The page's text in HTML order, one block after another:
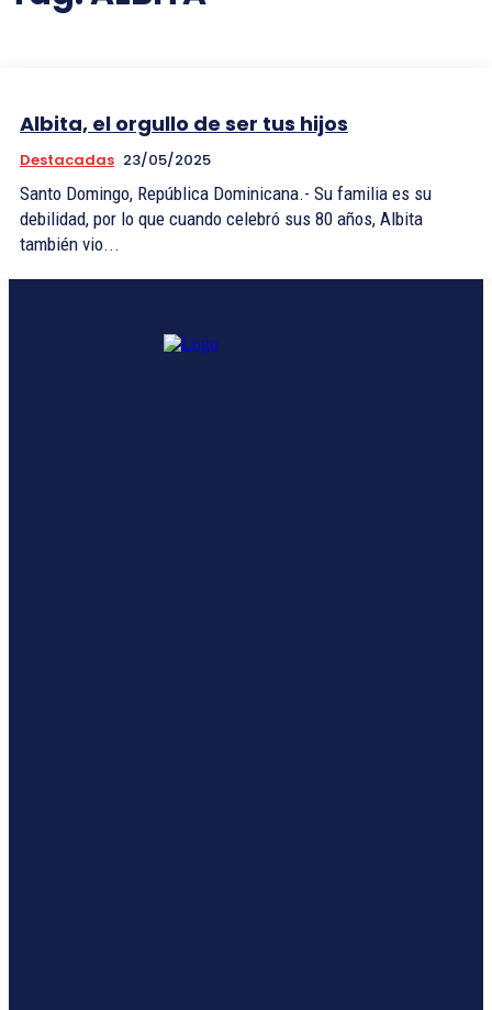
Albita, el orgullo de ser tus hijos
Destacadas 23/05/2025
Santo Domingo, República Dominicana.- Su familia es su
debilidad, por lo que cuando celebró sus 80 años, Albita
también vio...